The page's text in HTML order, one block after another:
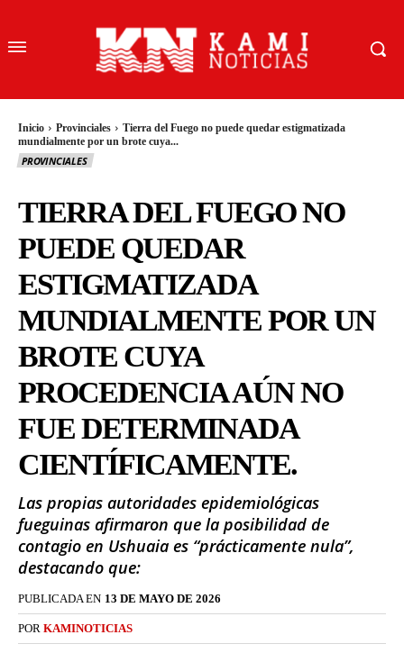
Inicio Provinciales
Tierra del Fuego no puede quedar estigmatizada
mundialmente por un brote cuya...
PROVINCIALES
TIERRA DEL FUEGO NO
PUEDE QUEDAR
ESTIGMATIZADA
MUNDIALMENTE POR UN
BROTE CUYA
PROCEDENCIA AÚN NO
FUE DETERMINADA
CIENTÍFICAMENTE.
Las propias autoridades epidemiológicas
fueguinas afirmaron que la posibilidad de
contagio en Ushuaia es “prácticamente nula”,
destacando que:
PUBLICADA EN 13 DE MAYO DE 2026
POR KAMINOTICIAS